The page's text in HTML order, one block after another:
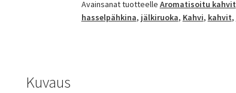
Avainsanat tuotteelle Aromatisoitu kahvit
hasselpähkina, jälkiruoka, Kahvi, kahvit,
Kuvaus